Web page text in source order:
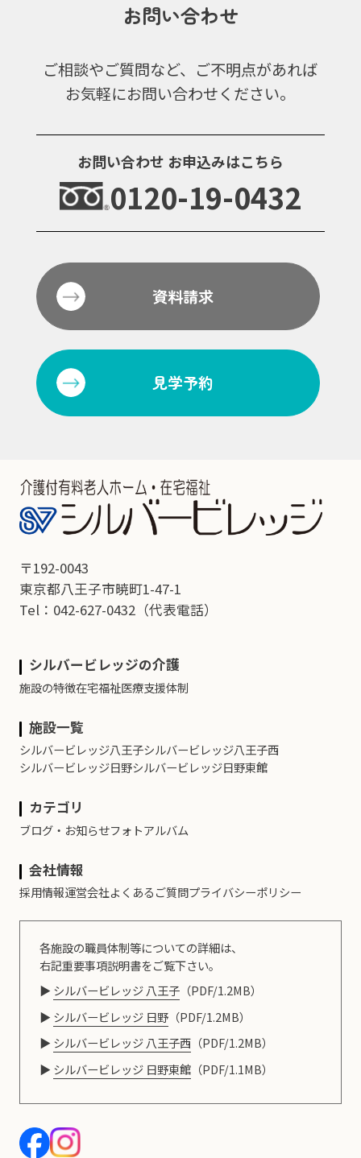
お問い合わせ
ご相談やご質問など、ご不明点があれば
お気軽にお問い合わせください。
お問い合わせ お申込みはこちら
0120-19-0432
資料請求
見学予約
〒192-0043
東京都八王子市暁町1-47-1
Tel：042-627-0432（代表電話）
シルバービレッジの介護
施設の特徴在宅福祉医療支援体制
施設一覧
シルバービレッジ八王子シルバービレッジ八王子西
シルバービレッジ日野シルバービレッジ日野東館
カテゴリ
ブログ・お知らせフォトアルバム
会社情報
採用情報運営会社よくあるご質問プライバシーポリシー
各施設の職員体制等についての詳細は、
右記重要事項説明書をご覧下さい。
シルバービレッジ 八王子（PDF/1.2MB）
シルバービレッジ 日野（PDF/1.2MB）
シルバービレッジ 八王子西（PDF/1.2MB）
シルバービレッジ 日野東館（PDF/1.1MB）